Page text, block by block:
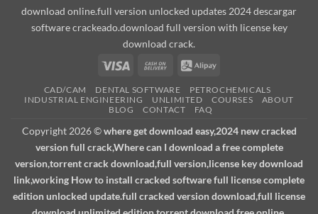
download online.full version unlocked updates 2024 descargar
software crackeado.download full version with license key
download crack.
Visa
Cash
Delivery
Alipay
CAD/CAM DENTAL SOFTWARE
PETROCHEMICALS
INDUSTRIAL ENGINEERING
UNLIMITED COURSES
ABOUT
BLOG
CONTACT FAQ
Copyright 2026 ©where get download easy,2024 new cracked
version full crack,Where can I download a free complete
version,torrent crack download,full version,license key download
link,working How to install cracked software full license complete
edition unlocked update.full cracked version download,full license